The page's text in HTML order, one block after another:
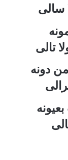
سالى
تالى
دونه